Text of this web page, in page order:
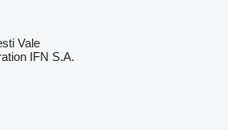
Vale
IFN S.A.